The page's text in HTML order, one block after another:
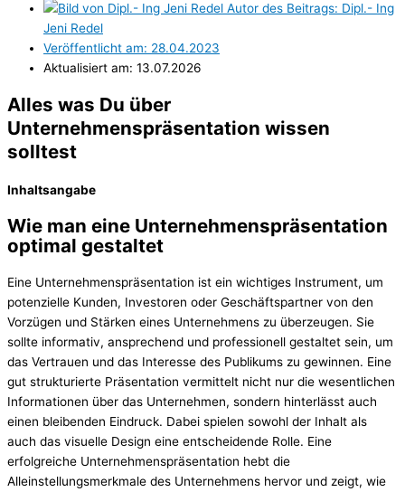
Autor des Beitrags: Dipl.- Ing
Jeni Redel
Veröffentlicht am: 28.04.2023
Aktualisiert am: 13.07.2026
Alles was Du über
Unternehmenspräsentation wissen
solltest
Inhaltsangabe
Wie man eine Unternehmenspräsentation
optimal gestaltet
Eine Unternehmenspräsentation ist ein wichtiges Instrument, um
potenzielle Kunden, Investoren oder Geschäftspartner von den
Vorzügen und Stärken eines Unternehmens zu überzeugen. Sie
sollte informativ, ansprechend und professionell gestaltet sein, um
das Vertrauen und das Interesse des Publikums zu gewinnen. Eine
gut strukturierte Präsentation vermittelt nicht nur die wesentlichen
Informationen über das Unternehmen, sondern hinterlässt auch
einen bleibenden Eindruck. Dabei spielen sowohl der Inhalt als
auch das visuelle Design eine entscheidende Rolle. Eine
erfolgreiche Unternehmenspräsentation hebt die
Alleinstellungsmerkmale des Unternehmens hervor und zeigt, wie